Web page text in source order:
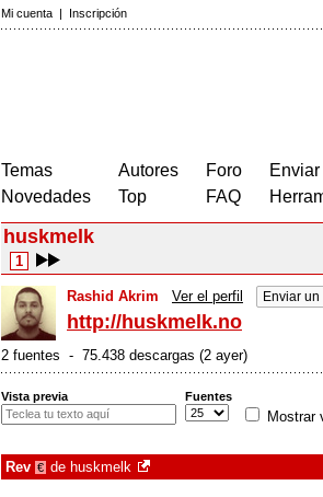
Mi cuenta | Inscripción
Temas
Novedades
Autores
Top
Foro
FAQ
huskmelk
1
Rashid Akrim Ver el perfil Enviar
http://huskmelk.no
2 fuentes - 75.438 descargas (2 ayer)
Vista previa Fuentes
Mostrar
Rev € de huskmelk